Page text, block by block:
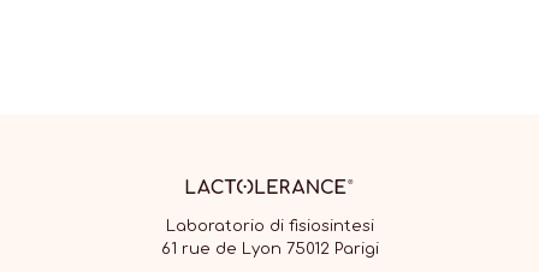
Laboratorio di fisiosintesi
61 rue de Lyon 75012 Parigi